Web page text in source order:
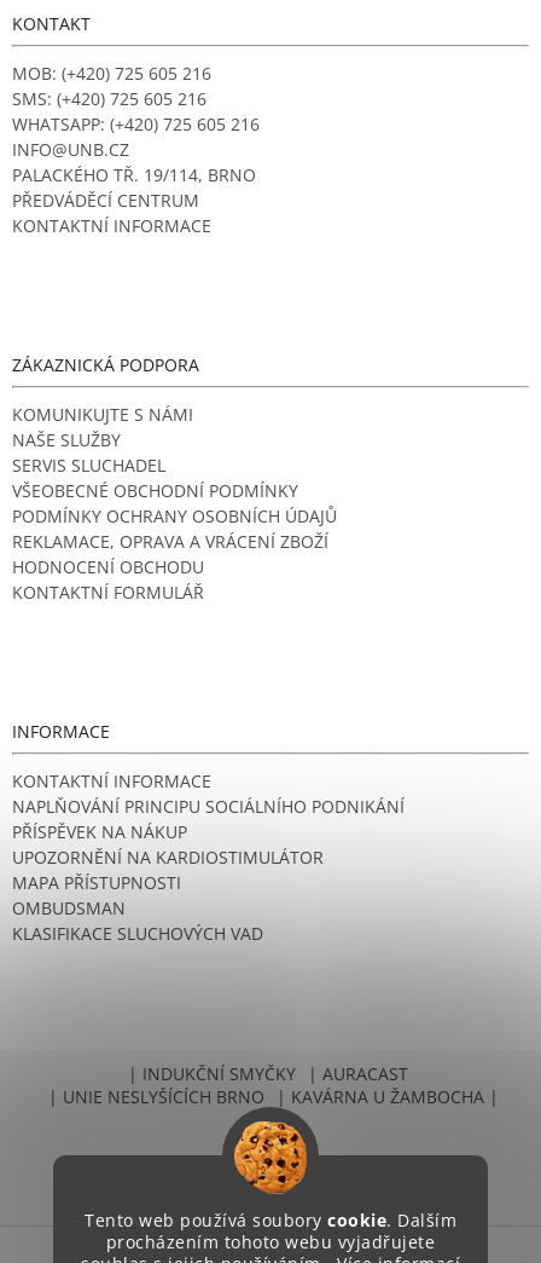
Tento web používá soubory cookie. Dalším
procházením tohoto webu vyjadřujete
í
KONTAKT
MOB: (+420) 725 605 216
SMS: (+420) 725 605 216
WHATSAPP: (+420) 725 605 216
INFO@UNB.CZ
PALACKÉHO TŘ. 19/114, BRNO
PŘEDVÁDĚCÍ CENTRUM
KONTAKTNÍ INFORMACE
ZÁKAZNICKÁ PODPORA
KOMUNIKUJTE S NÁMI
NAŠE SLUŽBY
SERVIS SLUCHADEL
VŠEOBECNÉ OBCHODNÍ PODMÍNKY
PODMÍNKY OCHRANY OSOBNÍCH ÚDAJŮ
REKLAMACE, OPRAVA A VRÁCENÍ ZBOŽÍ
HODNOCENÍ OBCHODU
KONTAKTNÍ FORMULÁŘ
INFORMACE
KONTAKTNÍ INFORMACE
NAPLŇOVÁNÍ PRINCIPU SOCIÁLNÍHO PODNIKÁNÍ
PŘÍSPĚVEK NA NÁKUP
UPOZORNĚNÍ NA KARDIOSTIMULÁTOR
MAPA PŘÍSTUPNOSTI
OMBUDSMAN
KLASIFIKACE SLUCHOVÝCH VAD
| INDUKČNÍ SMYČKY
| AURACAST
| UNIE NESLYŠÍCÍCH BRNO
| KAVÁRNA U ŽAMBOCHA |